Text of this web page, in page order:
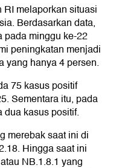
melaporkan situasi
Berdasarkan data,
pada minggu ke-22
peningkatan menjadi
yang hanya 4 persen.
75 kasus positif
Sementara itu, pada
dua kasus positif.
merebak saat ini di
Hingga saat ini
NB.1.8.1 yang